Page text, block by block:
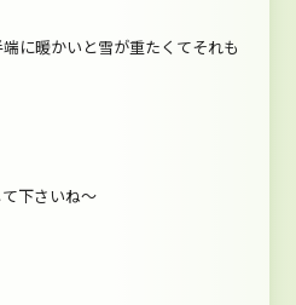
に暖かいと雪が重たくてそれも
て下さいね～